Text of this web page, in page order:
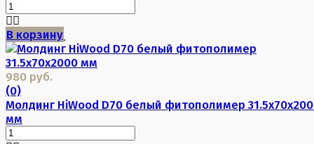
В корзину
980 руб.
(0)
Молдинг HiWood D70 белый фитополимер
мм